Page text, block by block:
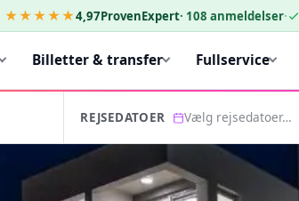
★★★★★4,97ProvenExpert· 108 anmeldelser·
Billetter & transfer Fullservice
REJSEDATOER Vælg rejsedatoer…